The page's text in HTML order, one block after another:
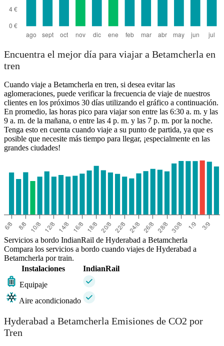
Encuentra el mejor día para viajar a Betamcherla en
tren
Cuando viaje a Betamcherla en tren, si desea evitar las
aglomeraciones, puede verificar la frecuencia de viaje de nuestros
clientes en los próximos 30 días utilizando el gráfico a continuación.
En promedio, las horas pico para viajar son entre las 6:30 a. m. y las
9 a. m. de la mañana, o entre las 4 p. m. y las 7 p. m. por la noche.
Tenga esto en cuenta cuando viaje a su punto de partida, ya que es
posible que necesite más tiempo para llegar, ¡especialmente en las
grandes ciudades!
Servicios a bordo IndianRail de Hyderabad a Betamcherla
Compara los servicios a bordo cuando viajes de Hyderabad a
Betamcherla por train.
Instalaciones
IndianRail
Equipaje
Aire acondicionado
Hyderabad a Betamcherla Emisiones de CO2 por
Tren